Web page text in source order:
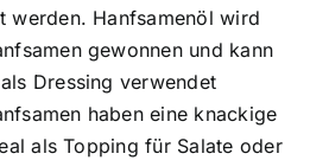
werden. Hanfsamenöl wird
gewonnen und kann
Dressing verwendet
haben eine knackige
als Topping für Salate oder